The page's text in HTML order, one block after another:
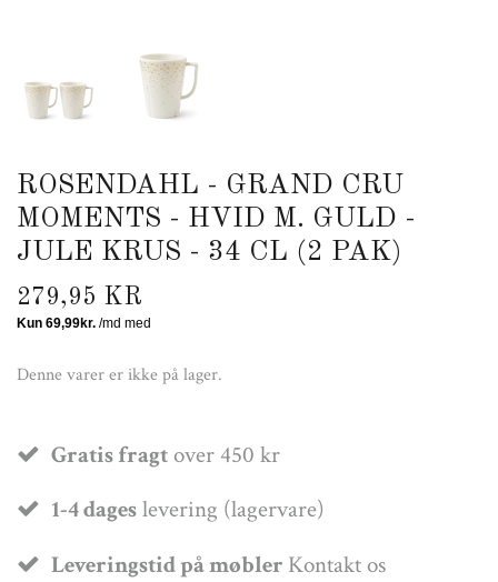
ROSENDAHL - GRAND CRU
MOMENTS - HVID M. GULD -
JULE KRUS - 34 CL (2 PAK)
279,95 KR
Denne varer er ikke på lager.
Gratis fragtover 450 kr
1-4 dageslevering (lagervare)
Leveringstid på møbler Kontakt os